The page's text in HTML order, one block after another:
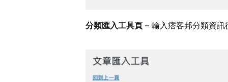
分類匯入工具頁 – 輸入痞客邦分類資